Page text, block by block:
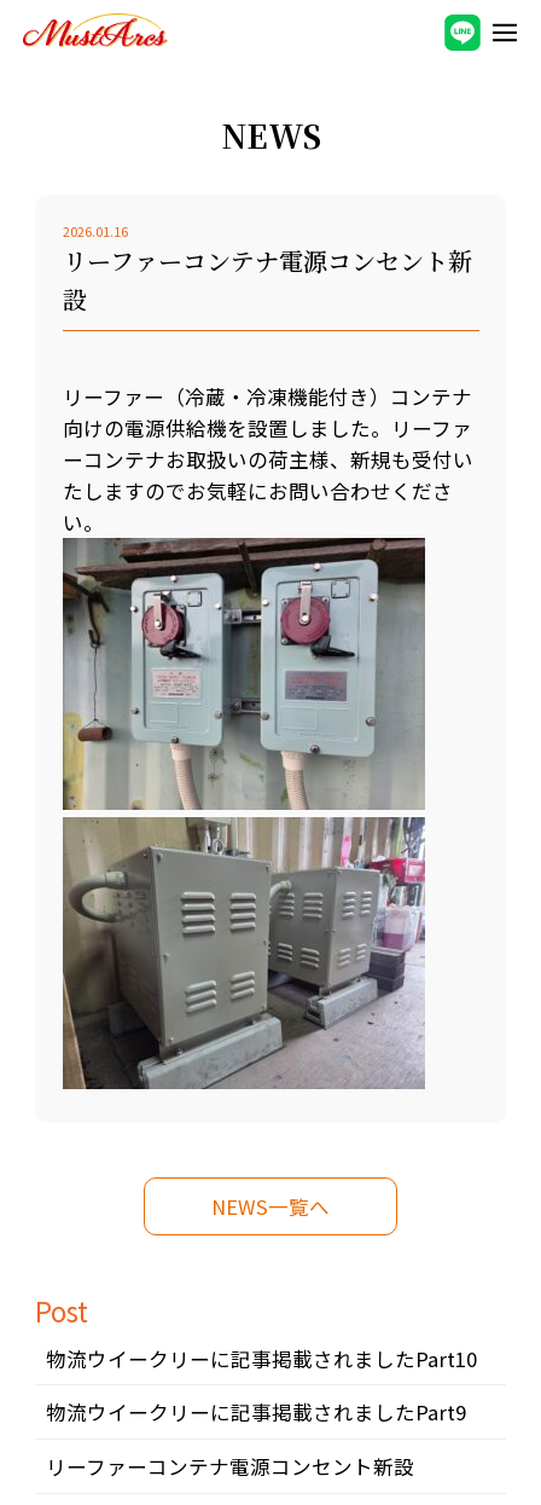
NEWS
2026.01.16
リーファーコンテナ電源コンセント新
設
リーファー（冷蔵・冷凍機能付き）コンテナ
向けの電源供給機を設置しました。リーファ
ーコンテナお取扱いの荷主様、新規も受付い
たしますのでお気軽にお問い合わせくださ
い。
NEWS一覧へ
Post
物流ウイークリーに記事掲載されましたPart10
物流ウイークリーに記事掲載されましたPart9
リーファーコンテナ電源コンセント新設